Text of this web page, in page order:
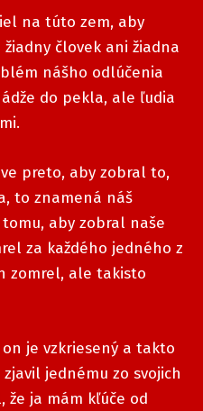
na túto zem, aby
človek ani žiadna
nášho odlúčenia
do pekla, ale ľudia
preto, aby zobral to,
to znamená náš
aby zobral naše
za každého jedného z
zomrel, ale takisto
on je vzkriesený a takto
jednému zo svojich
že ja mám kľúče od